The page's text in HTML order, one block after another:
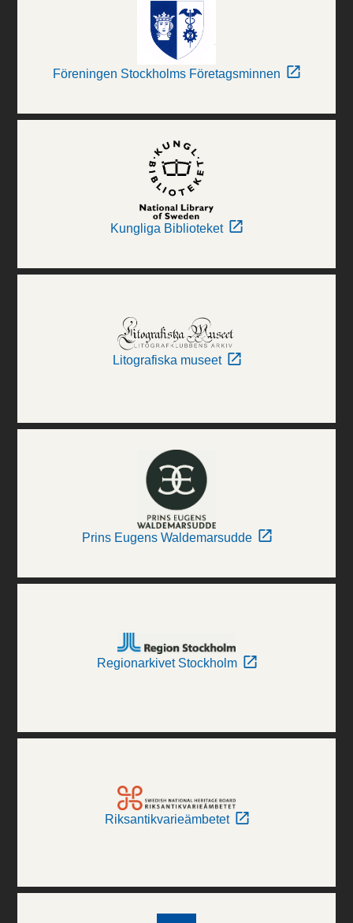
Föreningen Stockholms Företagsminnen
Kungliga Biblioteket
Litografiska museet
Prins Eugens Waldemarsudde
Regionarkivet Stockholm
Riksantikvarieämbetet